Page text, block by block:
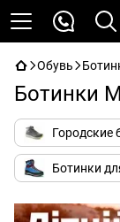
Обувь
Ботинки
Городские
Ботинки